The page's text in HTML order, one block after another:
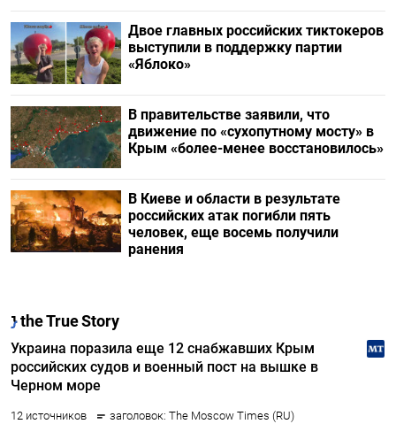
Двое главных российских тиктокеров
выступили в поддержку партии
«Яблоко»
В правительстве заявили, что
движение по «сухопутному мосту» в
Крым «более-менее восстановилось»
В Киеве и области в результате
российских атак погибли пять
человек, еще восемь получили
ранения